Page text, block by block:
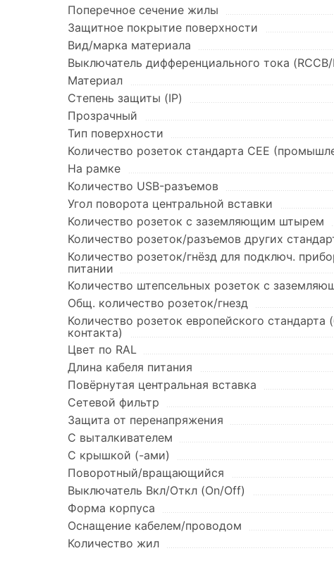
Поперечное сечение жилы
Защитное покрытие поверхности
Вид/марка материала
Выключатель дифференциального тока
Материал
Степень защиты (IP)
Прозрачный
Тип поверхности
Количество розеток стандарта CEE
На рамке
Количество USB-разъемов
Угол поворота центральной вставки
Количество розеток с заземляющим штырем
Количество розеток/разъемов других
Количество розеток/гнёзд для подключ.
питании
Количество штепсельных розеток с
Общ. количество розеток/гнезд
Количество розеток европейского стандарта
контакта)
Цвет по RAL
Длина кабеля питания
Повёрнутая центральная вставка
Сетевой фильтр
Защита от перенапряжения
С выталкивателем
С крышкой (-ами)
Поворотный/вращающийся
Выключатель Вкл/Откл (On/Off)
Форма корпуса
Оснащение кабелем/проводом
Количество жил